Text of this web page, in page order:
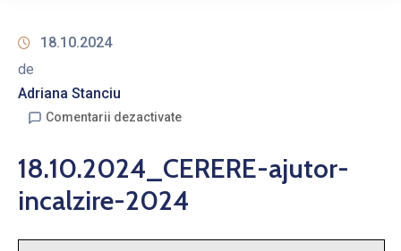
18.10.2024
de
Adriana Stanciu
Comentarii dezactivate
18.10.2024_CERERE-ajutor-
incalzire-2024